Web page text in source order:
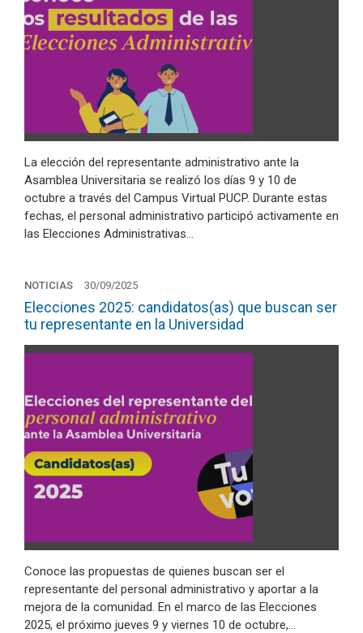
La elección del representante administrativo ante la
Asamblea Universitaria se realizó los días 9 y 10 de
octubre a través del Campus Virtual PUCP. Durante estas
fechas, el personal administrativo participó activamente en
las Elecciones Administrativas…
NOTICIAS 30/09/2025
Elecciones 2025: candidatos(as) que buscan ser
tu representante en la Universidad
Conoce las propuestas de quienes buscan ser el
representante del personal administrativo y aportar a la
mejora de la comunidad. En el marco de las Elecciones
2025, el próximo jueves 9 y viernes 10 de octubre,…